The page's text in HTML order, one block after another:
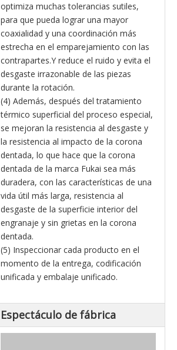
optimiza muchas tolerancias sutiles,
para que pueda lograr una mayor
coaxialidad y una coordinación más
estrecha en el emparejamiento con las
contrapartes.Y reduce el ruido y evita el
desgaste irrazonable de las piezas
durante la rotación.
(4) Además, después del tratamiento
térmico superficial del proceso especial,
se mejoran la resistencia al desgaste y
la resistencia al impacto de la corona
dentada, lo que hace que la corona
dentada de la marca Fukai sea más
duradera, con las características de una
vida útil más larga, resistencia al
desgaste de la superficie interior del
engranaje y sin grietas en la corona
dentada.
(5) Inspeccionar cada producto en el
momento de la entrega, codificación
unificada y embalaje unificado.
Espectáculo de fábrica